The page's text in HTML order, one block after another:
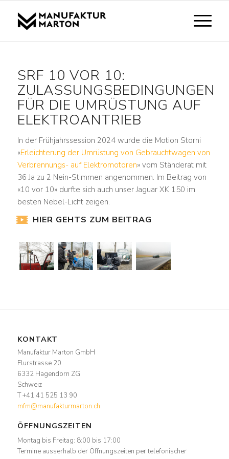
SRF 10 VOR 10:
ZULASSUNGSBEDINGUNGEN
FÜR DIE UMRÜSTUNG AUF
ELEKTROANTRIEB
In der Frühjahrssession 2024 wurde die Motion Storni
«Erleichterung der Umrüstung von Gebrauchtwagen von
Verbrennungs- auf Elektromotoren» vom Ständerat mit
36 Ja zu 2 Nein-Stimmen angenommen. Im Beitrag von
«10 vor 10» durfte sich auch unser Jaguar XK 150 im
besten Nebel-Licht zeigen.
HIER GEHTS ZUM BEITRAG
KONTAKT
Manufaktur Marton GmbH
Flurstrasse 20
6332 Hagendorn ZG
Schweiz
T +41 41 525 13 90
mfm@manufakturmarton.ch
ÖFFNUNGSZEITEN
Montag bis Freitag: 8:00 bis 17:00
Termine ausserhalb der Öffnungszeiten per telefonischer